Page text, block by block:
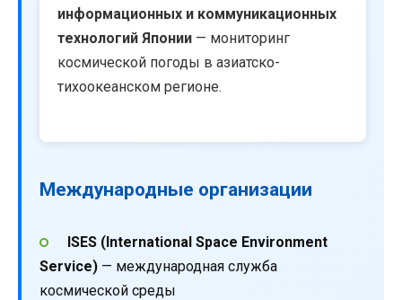
информационных и коммуникационных
технологий Японии — мониторинг
космической погоды в азиатско-
тихоокеанском регионе.
Международные организации
ISES (International Space Environment
Service) — международная служба
космической среды